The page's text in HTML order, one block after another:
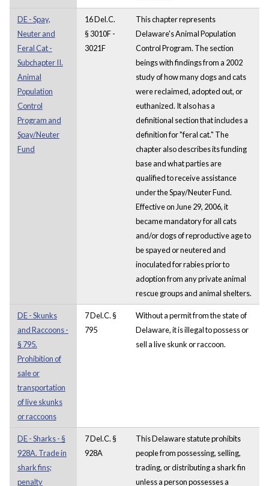
DE - Spay,
Neuter and
Feral Cat -
Subchapter II.
Animal
Population
Control
Program and
Spay/Neuter
Fund
16 Del.C.
§ 3010F -
3021F
This chapter represents
Delaware's Animal Population
Control Program. The section
beings with findings from a 2002
study of how many dogs and cats
were reclaimed, adopted out, or
euthanized. It also has a
definitional section that includes a
definition for "feral cat." The
chapter also describes its funding
base and what parties are
qualified to receive assistance
under the Spay/Neuter Fund.
Effective on June 29, 2006, it
became mandatory for all cats
and/or dogs of reproductive age to
be spayed or neutered and
inoculated for rabies prior to
adoption from any private animal
rescue groups and animal shelters.
DE - Skunks
and Raccoons -
§ 795.
Prohibition of
sale or
transportation
of live skunks
or raccoons
7 Del.C. §
795
Without a permit from the state of
Delaware, it is illegal to possess or
sell a live skunk or raccoon.
DE - Sharks - §
928A. Trade in
shark fins;
penalty
7 Del.C. §
928A
This Delaware statute prohibits
people from possessing, selling,
trading, or distributing a shark fin
unless a person possesses a